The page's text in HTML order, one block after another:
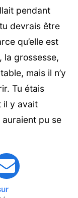
pendant
devrais être
qu’elle est
la grossesse,
mais il n’y
Tu étais
il y avait
auraient pu se